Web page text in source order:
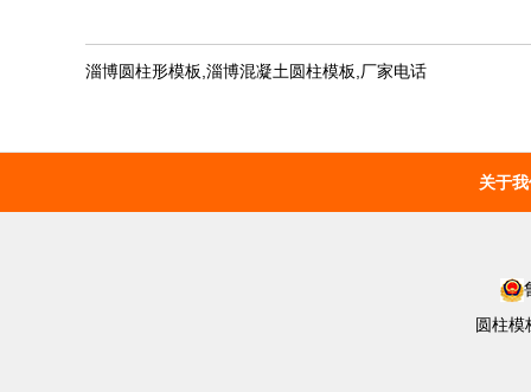
淄博圆柱形模板,淄博混凝土圆柱模板,厂家电话
关于
圆柱模